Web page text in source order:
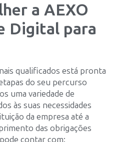
a AEXO
Digital para
qualificados está pronta
do seu percurso
uma variedade de
às suas necessidades
da empresa até a
das obrigações
contar com: